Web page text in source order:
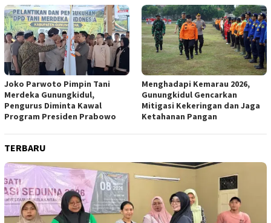
Joko Parwoto Pimpin Tani
Merdeka Gunungkidul,
Pengurus Diminta Kawal
Program Presiden Prabowo
Menghadapi Kemarau 2026,
Gunungkidul Gencarkan
Mitigasi Kekeringan dan Jaga
Ketahanan Pangan
TERBARU